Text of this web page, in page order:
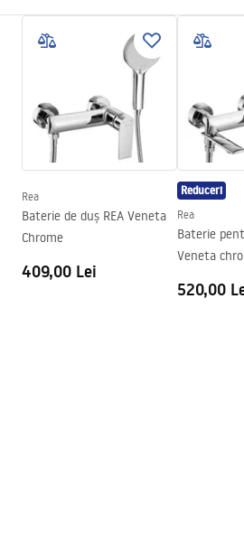
Metodă de montaj
Cu
Latime
110
Garantie
24
Pielęgnacja
Pielęgnacja.pdf
Condiții de garanție
Rea
Baterie de duș REA Veneta
Chrome
409,00 Lei
Reduceri
Rea
Baterie
Veneta
520,00